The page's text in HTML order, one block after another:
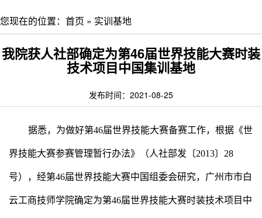
您现在的位置： 首页 » 实训基地
我院获人社部确定为第46届世界技能大赛时装
技术项目中国集训基地
发布时间：2021-08-25
据悉，为做好第46届世界技能大赛备赛工作，根据《世
界技能大赛参赛管理暂行办法》（人社部发〔2013〕28
号），经第46届世界技能大赛中国组委会研究，广州市市白
云工商技师学院确定为第46届世界技能大赛时装技术项目中